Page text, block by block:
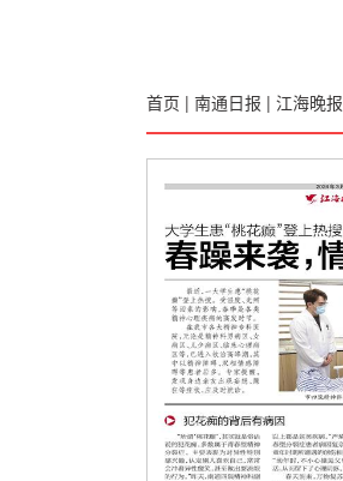
首页 | 南通日报 | 江海晚报